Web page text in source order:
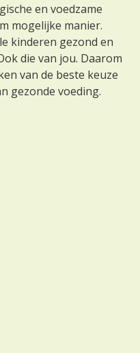
en voedzame
mogelijke manier.
kinderen gezond en
die van jou. Daarom
van de beste keuze
gezonde voeding.